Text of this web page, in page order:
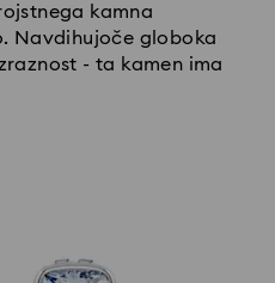
kamna
Navdihujoče globoka
- ta kamen ima